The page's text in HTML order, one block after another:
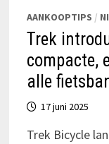
AANKOOPTIPS /
Trek
compacte,
alle
17 juni 2025
Trek Bicycle